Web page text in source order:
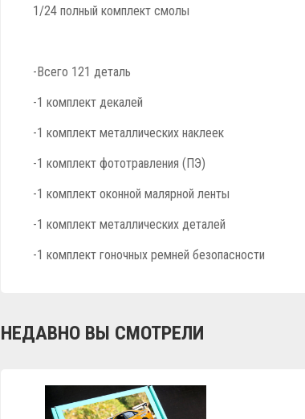
1/24 полный комплект смолы
-Всего 121 деталь
-1 комплект декалей
-1 комплект металлических наклеек
-1 комплект фототравления (ПЭ)
-1 комплект оконной малярной ленты
-1 комплект металлических деталей
-1 комплект гоночных ремней безопасности
НЕДАВНО ВЫ СМОТРЕЛИ